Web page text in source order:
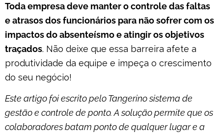
Toda empresa deve manter o controle das faltas
e atrasos dos funcionários para não sofrer com os
impactos do absenteísmo e atingir os objetivos
traçados. Não deixe que essa barreira afete a
produtividade da equipe e impeça o crescimento
do seu negócio!
Este artigo foi escrito pelo Tangerino sistema de
gestão e controle de ponto. A solução permite que os
colaboradores batam ponto de qualquer lugar e a